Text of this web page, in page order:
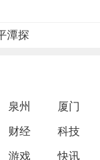
潭探
泉州 厦门
财经 科技
游戏 快讯